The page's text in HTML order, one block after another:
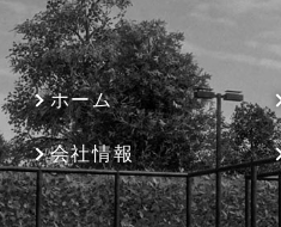
ホーム
会社情報